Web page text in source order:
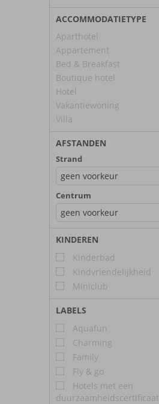
ACCOMMODATIETYPE
Aparthotel
Appartement
Bed & Breakfast
Boutique hotel
Hotel
Vakantiewoning
Villa
AFSTANDEN
Strand
Centrum
KINDEREN
Kinderbad
Kindvriendelijkheid
Miniclub
LABELS
Aquafun
Charming
Family
Fly & go
Hotels met een
duurzaamheidscertificaat